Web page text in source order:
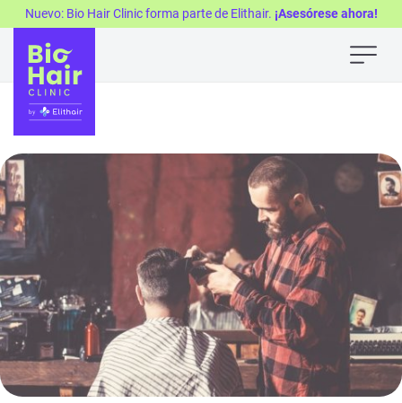
Nuevo: Bio Hair Clinic forma parte de Elithair. ¡Asesórese ahora!